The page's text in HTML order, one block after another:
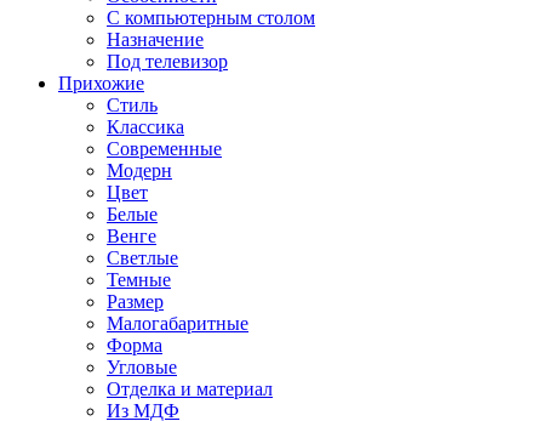
С компьютерным столом
Назначение
Под телевизор
Прихожие
Стиль
Классика
Современные
Модерн
Цвет
Белые
Венге
Светлые
Темные
Размер
Малогабаритные
Форма
Угловые
Отделка и материал
Из МДФ